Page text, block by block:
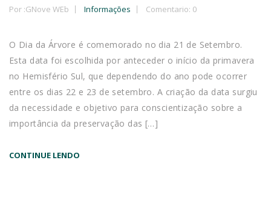
Por :GNove WEb Informações Comentario: 0
O Dia da Árvore é comemorado no dia 21 de Setembro.
Esta data foi escolhida por anteceder o início da primavera
no Hemisfério Sul, que dependendo do ano pode ocorrer
entre os dias 22 e 23 de setembro. A criação da data surgiu
da necessidade e objetivo para conscientização sobre a
importância da preservação das […]
CONTINUE LENDO